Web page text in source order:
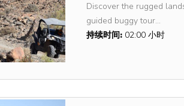
Discover the rugged
guided buggy tour...
持续时间: 02:00 小时